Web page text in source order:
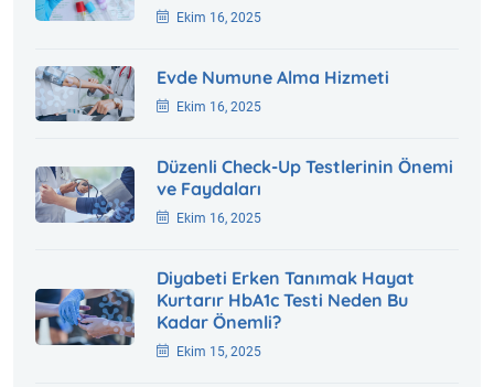
Ekim 16, 2025
Evde Numune Alma Hizmeti
Ekim 16, 2025
Düzenli Check-Up Testlerinin Önemi
ve Faydaları
Ekim 16, 2025
Diyabeti Erken Tanımak Hayat
Kurtarır HbA1c Testi Neden Bu
Kadar Önemli?
Ekim 15, 2025